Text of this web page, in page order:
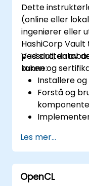
Dette
(online eller
ingeniører eller
HashiCorp
passord,
token og
Ved slutten av
kunne:
Installere
Forstå og
infrastruktur.
Etabler og
tjenester på
Les mer...
OpenCL